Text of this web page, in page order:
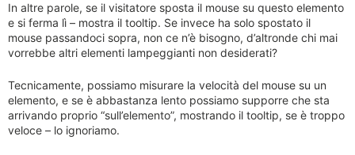
In altre parole, se il visitatore sposta il mouse su questo elemento
e si ferma lì – mostra il tooltip. Se invece ha solo spostato il
mouse passandoci sopra, non ce n’è bisogno, d’altronde chi mai
vorrebbe altri elementi lampeggianti non desiderati?
Tecnicamente, possiamo misurare la velocità del mouse su un
elemento, e se è abbastanza lento possiamo supporre che sta
arrivando proprio “sull’elemento”, mostrando il tooltip, se è troppo
veloce – lo ignoriamo.